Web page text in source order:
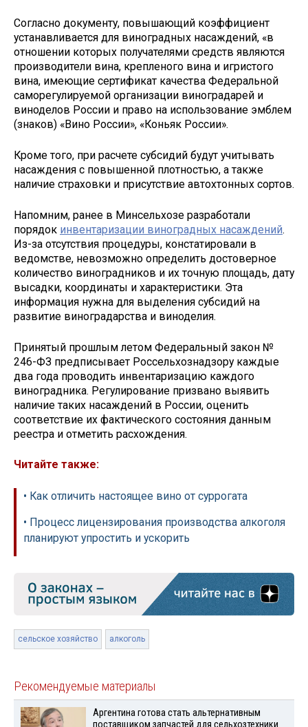
Согласно документу, повышающий коэффициент
устанавливается для виноградных насаждений, «в
отношении которых получателями средств являются
производители вина, крепленого вина и игристого
вина, имеющие сертификат качества Федеральной
саморегулируемой организации виноградарей и
виноделов России и право на использование эмблем
(знаков) «Вино России», «Коньяк России».
Кроме того, при расчете субсидий будут учитывать
насаждения с повышенной плотностью, а также
наличие страховки и присутствие автохтонных сортов.
Напомним, ранее в Минсельхозе разработали
порядок инвентаризации виноградных насаждений.
Из-за отсутствия процедуры, констатировали в
ведомстве, невозможно определить достоверное
количество виноградников и их точную площадь, дату
высадки, координаты и характеристики. Эта
информация нужна для выделения субсидий на
развитие виноградарства и виноделия.
Принятый прошлым летом Федеральный закон №
246-ФЗ предписывает Россельхознадзору каждые
два года проводить инвентаризацию каждого
виноградника. Регулирование призвано выявить
наличие таких насаждений в России, оценить
соответствие их фактического состояния данным
реестра и отметить расхождения.
Читайте также:
• Как отличить настоящее вино от суррогата
• Процесс лицензирования производства алкоголя
планируют упростить и ускорить
сельское хозяйство алкоголь
Рекомендуемые материалы
Аргентина готова стать альтернативным